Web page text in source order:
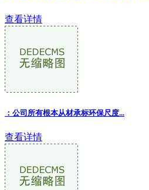
查看详情
：公司所有根本从材承标环保尺度...
查看详情